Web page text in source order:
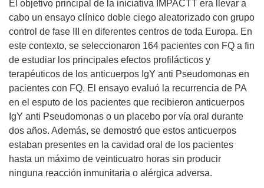
El objetivo principal de la iniciativa IMPACTT era llevar a
cabo un ensayo clínico doble ciego aleatorizado con grupo
control de fase III en diferentes centros de toda Europa. En
este contexto, se seleccionaron 164 pacientes con FQ a fin
de estudiar los principales efectos profilácticos y
terapéuticos de los anticuerpos IgY anti Pseudomonas en
pacientes con FQ. El ensayo evaluó la recurrencia de PA
en el esputo de los pacientes que recibieron anticuerpos
IgY anti Pseudomonas o un placebo por vía oral durante
dos años. Además, se demostró que estos anticuerpos
estaban presentes en la cavidad oral de los pacientes
hasta un máximo de veinticuatro horas sin producir
ninguna reacción inmunitaria o alérgica adversa.